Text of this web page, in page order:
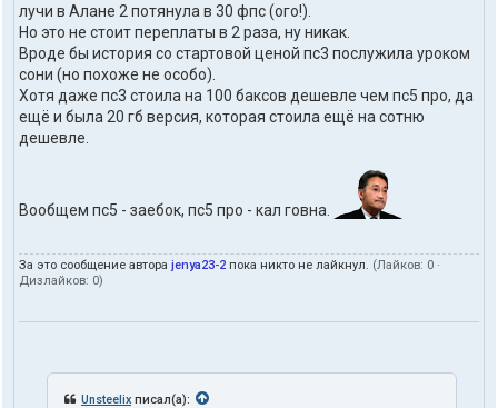
лучи в Алане 2 потянула в 30 фпс (ого!).
Но это не стоит переплаты в 2 раза, ну никак.
Вроде бы история со стартовой ценой пс3 послужила уроком
сони (но похоже не особо).
Хотя даже пс3 стоила на 100 баксов дешевле чем пс5 про, да
ещё и была 20 гб версия, которая стоила ещё на сотню
дешевле.
Вообщем пс5 - заебок, пс5 про - кал говна.
За это сообщение автора jenya23-2 пока никто не лайкнул. (Лайков: 0 ·
Дизлайков: 0)
Unsteelix писал(а):